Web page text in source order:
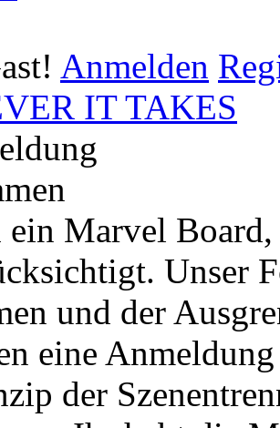
Anmelden
IT TAKES
Marvel
Unser
und der
eine
der